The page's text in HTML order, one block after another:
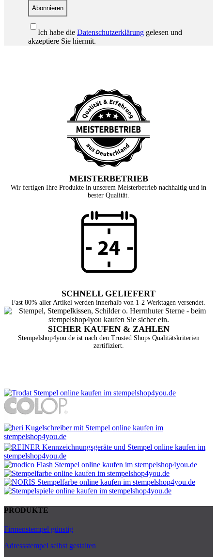
Abonnieren
Ich habe die Datenschutzerklärung gelesen und
akzeptiere Sie hiermit.
MEISTERBETRIEB
Wir fertigen Ihre Produkte in unserem Meisterbetrieb nachhaltig und in
bester Qualität.
SCHNELL GELIEFERT
Fast 80% aller Artikel werden innerhalb von 1-2 Werktagen versendet.
SICHER KAUFEN & ZAHLEN
Stempelshop4you.de ist nach den Trusted Shops Qualitätskriterien
zertifiziert.
PRODUKTE
Firmenstempel günstig
Adressstempel selbst gestalten